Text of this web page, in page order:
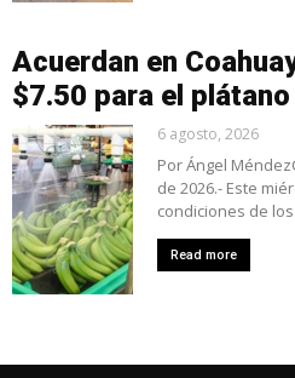
Acuerdan en
$7.50 para el
6 agosto, 2026
Por Ángel
de 2026.- Este
condiciones de
Read more